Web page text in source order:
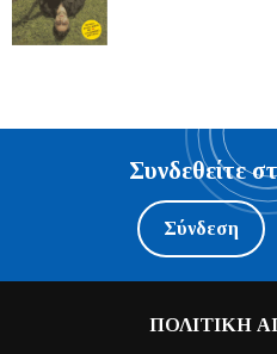
Συνδεθείτε
Σύνδεση
ΠΟΛΙΤΙΚΗ